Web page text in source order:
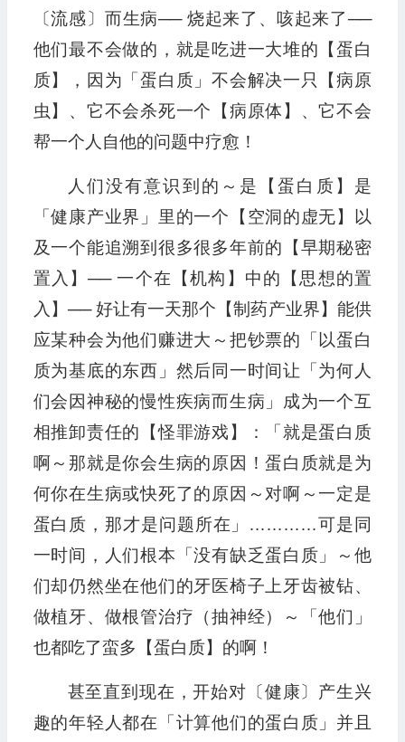
〔流感〕而生病── 烧起来了、咳起来了──
他们最不会做的，就是吃进一大堆的【蛋白
质】，因为「蛋白质」不会解决一只【病原
虫】、它不会杀死一个【病原体】、它不会
帮一个人自他的问题中疗愈！
人们没有意识到的～是【蛋白质】是
「健康产业界」里的一个【空洞的虚无】以
及一个能追溯到很多很多年前的【早期秘密
置入】── 一个在【机构】中的【思想的置
入】── 好让有一天那个【制药产业界】能供
应某种会为他们赚进大～把钞票的「以蛋白
质为基底的东西」然后同一时间让「为何人
们会因神秘的慢性疾病而生病」成为一个互
相推卸责任的【怪罪游戏】：「就是蛋白质
啊～那就是你会生病的原因！蛋白质就是为
何你在生病或快死了的原因～对啊～一定是
蛋白质，那才是问题所在」…………可是同
一时间，人们根本「没有缺乏蛋白质」～他
们却仍然坐在他们的牙医椅子上牙齿被钻、
做植牙、做根管治疗（抽神经）～「他们」
也都吃了蛮多【蛋白质】的啊！
甚至直到现在，开始对〔健康〕产生兴
趣的年轻人都在「计算他们的蛋白质」并且